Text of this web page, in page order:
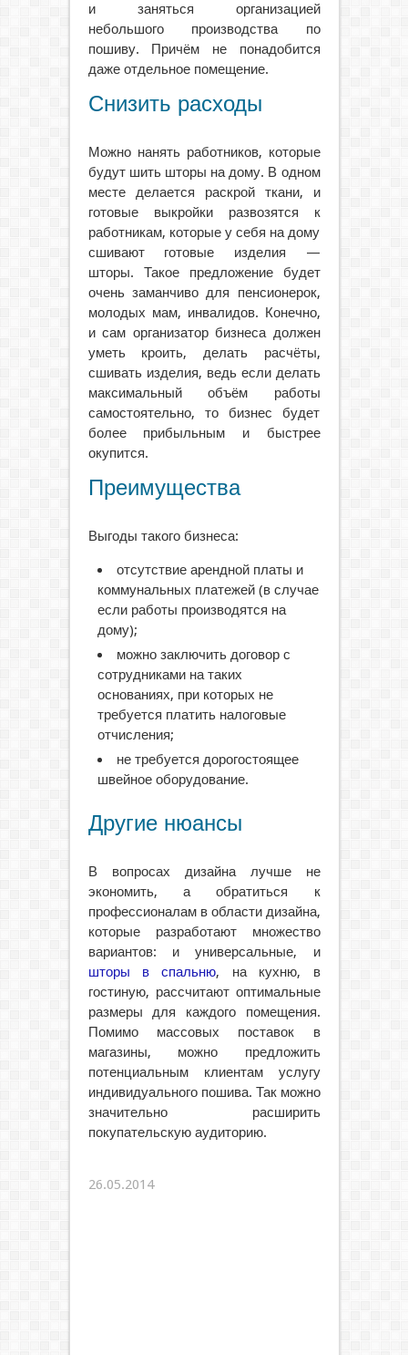
и заняться организацией
небольшого производства по
пошиву. Причём не понадобится
даже отдельное помещение.
Снизить расходы
Можно нанять работников, которые
будут шить шторы на дому. В одном
месте делается раскрой ткани, и
готовые выкройки развозятся к
работникам, которые у себя на дому
сшивают готовые изделия —
шторы. Такое предложение будет
очень заманчиво для пенсионерок,
молодых мам, инвалидов. Конечно,
и сам организатор бизнеса должен
уметь кроить, делать расчёты,
сшивать изделия, ведь если делать
максимальный объём работы
самостоятельно, то бизнес будет
более прибыльным и быстрее
окупится.
Преимущества
Выгоды такого бизнеса:
отсутствие арендной платы и
коммунальных платежей (в случае
если работы производятся на
дому);
можно заключить договор с
сотрудниками на таких
основаниях, при которых не
требуется платить налоговые
отчисления;
не требуется дорогостоящее
швейное оборудование.
Другие нюансы
В вопросах дизайна лучше не
экономить, а обратиться к
профессионалам в области дизайна,
которые разработают множество
вариантов: и универсальные, и
шторы в спальню, на кухню, в
гостиную, рассчитают оптимальные
размеры для каждого помещения.
Помимо массовых поставок в
магазины, можно предложить
потенциальным клиентам услугу
индивидуального пошива. Так можно
значительно расширить
покупательскую аудиторию.
26.05.2014